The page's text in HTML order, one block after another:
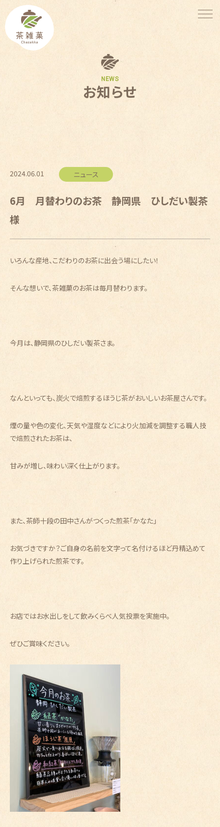
NEWS
お知らせ
2024.06.01 ニュース
6月 月替わりのお茶 静岡県 ひしだい製茶
様
いろんな産地、こだわりのお茶に出会う場にしたい！
そんな想いで、茶雑菓のお茶は毎月替わります。
今月は、静岡県のひしだい製茶さま。
なんといっても、炭火で焙煎するほうじ茶がおいしいお茶屋さんです。
煙の量や色の変化、天気や湿度などにより火加減を調整する職人技
で焙煎されたお茶は、
甘みが増し、味わい深く仕上がります。
また、茶師十段の田中さんがつくった煎茶「かなた」
お気づきですか？ご自身の名前を文字って名付けるほど丹精込めて
作り上げられた煎茶です。
お店ではお水出しをして飲みくらべ人気投票を実施中。
ぜひご賞味ください。